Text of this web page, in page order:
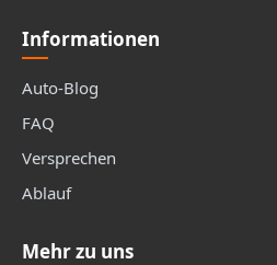
Informationen
Auto-Blog
FAQ
Versprechen
Ablauf
Mehr zu uns